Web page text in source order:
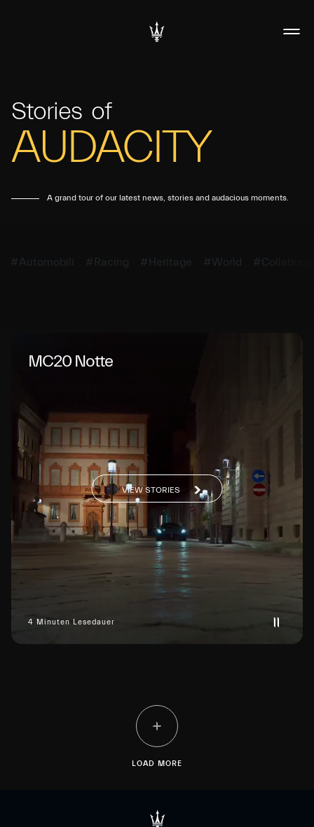
Stories of
AUDACITY
A grand tour of our latest news, stories and audacious moments.
#Automobili #Racing #Heritage #World
MC20 Notte
4 Minuten Lesedauer
VIEW STORIES
LOAD MORE